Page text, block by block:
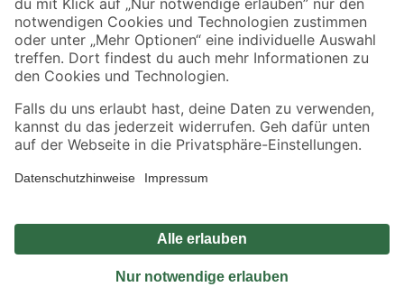
Jetzt die toom-App herunterladen
Alle Preisangaben in EUR inkl. gesetzl. MwSt.. Die dargestellten Angebote sind unter
Umständen nicht in allen Märkten verfügbar. Die angegebenen Verfügbarkeiten beziehen
Produkte nur solange der Vorrat reicht.
*Paketversand ab 59 € versandkostenfrei, gilt nicht für Artikel mit Speditionsversand, hier
Privatsphäre Impressum
Nutzungsbedingungen
Widerrufsrecht
Vertrag widerrufen